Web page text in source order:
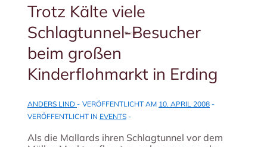
Trotz Kälte viele
Schlagtunnel-Besucher
beim großen
Kinderflohmarkt in Erding
ANDERS LIND VERÖFFENTLICHT AM 10. APRIL 2008
VERÖFFENTLICHT IN EVENTS
Als die Mallards ihren Schlagtunnel vor dem